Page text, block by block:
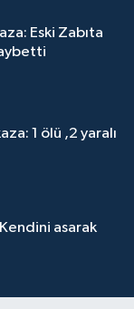
Eski Zabıta
1 ölü ,2 yaralı
asarak